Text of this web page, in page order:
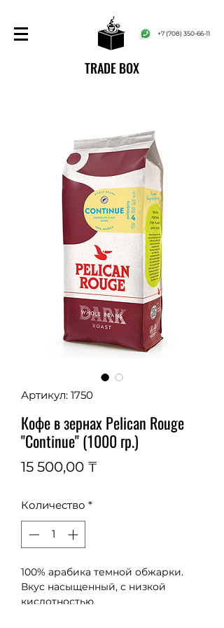
+7 (708) 350-66-11
TRADE BOX
Артикул: 1750
Кофе в зернах Pelican Rouge
"Continue" (1000 гр.)
15 500,00 ₸
Количество *
100% арабика темной обжарки.
Вкус насыщенный, с низкой
кислотностью.